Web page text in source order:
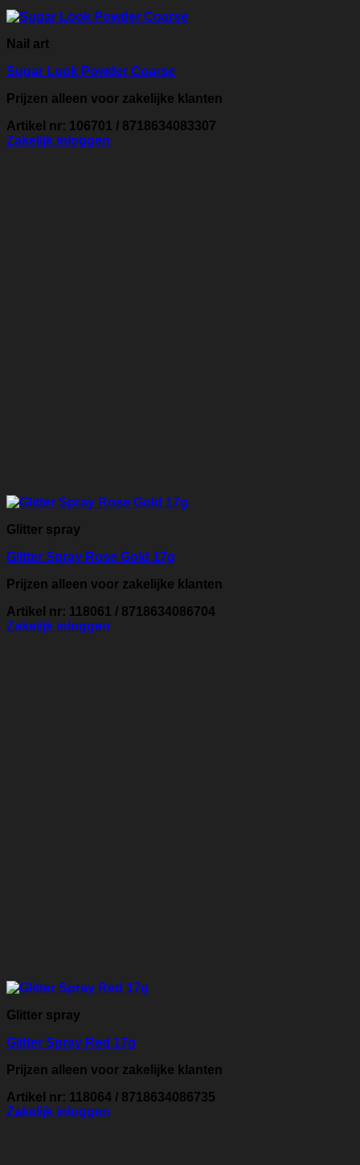
Nail art
Sugar Look Powder Coarse
Prijzen alleen voor zakelijke klanten
Artikel nr: 106701 / 8718634083307
Zakelijk inloggen
Glitter spray
Glitter Spray Rose Gold 17g
Prijzen alleen voor zakelijke klanten
Artikel nr: 118061 / 8718634086704
Zakelijk inloggen
Glitter spray
Glitter Spray Red 17g
Prijzen alleen voor zakelijke klanten
Artikel nr: 118064 / 8718634086735
Zakelijk inloggen